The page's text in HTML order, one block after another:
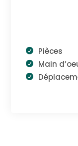
Pièces
Main